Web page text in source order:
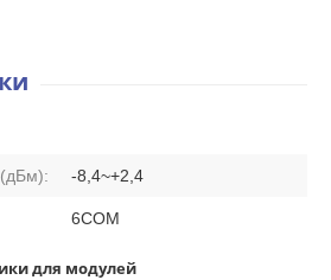
-8,4~+2,4
6COM
для модулей